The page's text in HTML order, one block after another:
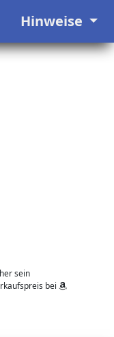
Hinweise
sein
bei